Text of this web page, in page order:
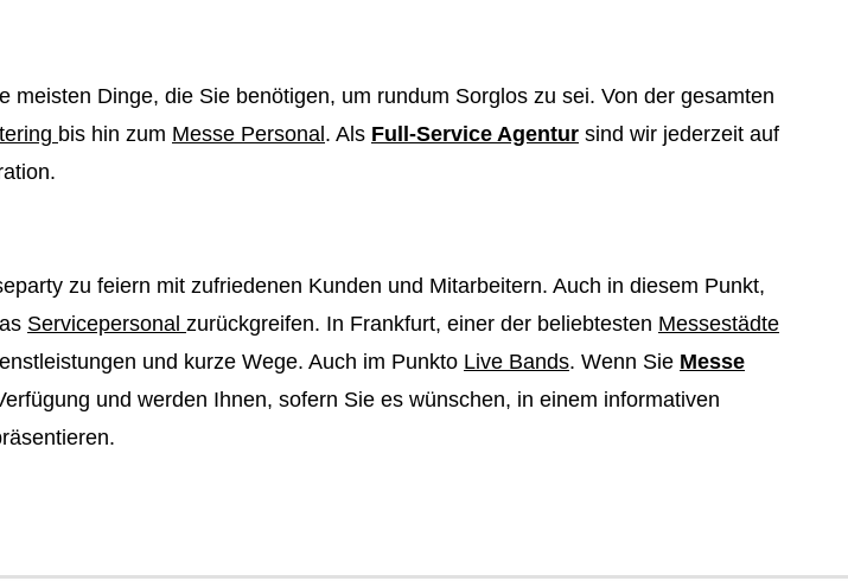
meisten Dinge, die Sie benötigen, um rundum Sorglos zu sei. Von der gesamten
bis hin zum Messe Personal . Als Full-Service Agentur sind wir jederzeit auf
zu feiern mit zufriedenen Kunden und Mitarbeitern. Auch in diesem Punkt,
Servicepersonal zurückgreifen. In Frankfurt, einer der beliebtesten Messestädte
und kurze Wege. Auch im Punkto Live Bands. Wenn Sie Messe
und werden Ihnen, sofern Sie es wünschen, in einem informativen